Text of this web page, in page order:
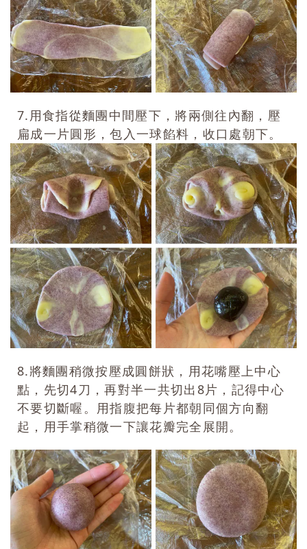
7.用食指從麵團中間壓下，將兩側往內翻，壓
扁成一片圓形，包入一球餡料，收口處朝下。
8.將麵團稍微按壓成圓餅狀，用花嘴壓上中心
點，先切4刀，再對半一共切出8片，記得中心
不要切斷喔。用指腹把每片都朝同個方向翻
起，用手掌稍微一下讓花瓣完全展開。